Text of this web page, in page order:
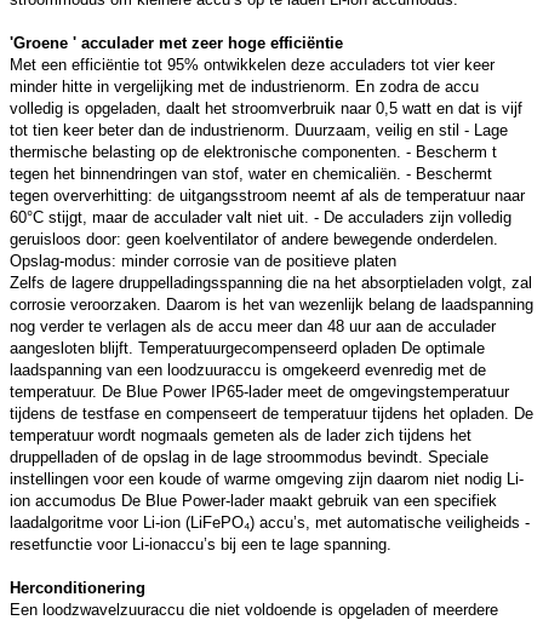
'Groene ' acculader met zeer hoge efficiëntie
Met een efficiëntie tot 95% ontwikkelen deze acculaders tot vier keer
minder hitte in vergelijking met de industrienorm. En zodra de accu
volledig is opgeladen, daalt het stroomverbruik naar 0,5 watt en dat is vijf
tot tien keer beter dan de industrienorm. Duurzaam, veilig en stil - Lage
thermische belasting op de elektronische componenten. - Bescherm t
tegen het binnendringen van stof, water en chemicaliën. - Beschermt
tegen oververhitting: de uitgangsstroom neemt af als de temperatuur naar
60°C stijgt, maar de acculader valt niet uit. - De acculaders zijn volledig
geruisloos door: geen koelventilator of andere bewegende onderdelen.
Opslag-modus: minder corrosie van de positieve platen
Zelfs de lagere druppelladingsspanning die na het absorptieladen volgt, zal
corrosie veroorzaken. Daarom is het van wezenlijk belang de laadspanning
nog verder te verlagen als de accu meer dan 48 uur aan de acculader
aangesloten blijft. Temperatuurgecompenseerd opladen De optimale
laadspanning van een loodzuuraccu is omgekeerd evenredig met de
temperatuur. De Blue Power IP65-lader meet de omgevingstemperatuur
tijdens de testfase en compenseert de temperatuur tijdens het opladen. De
temperatuur wordt nogmaals gemeten als de lader zich tijdens het
druppelladen of de opslag in de lage stroommodus bevindt. Speciale
instellingen voor een koude of warme omgeving zijn daarom niet nodig Li-
ion accumodus De Blue Power-lader maakt gebruik van een specifiek
laadalgoritme voor Li-ion (LiFePO₄) accu’s, met automatische veiligheids -
resetfunctie voor Li-ionaccu’s bij een te lage spanning.
Herconditionering
Een loodzwavelzuuraccu die niet voldoende is opgeladen of meerdere